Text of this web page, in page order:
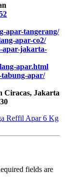
apar-tangerang/
apar-co2/
apar-jakarta-
apar.html
apar/
Ciracas, Jakarta
Reffil Apar 6 Kg
fields are